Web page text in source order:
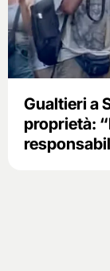
Gualtieri a
proprietà: